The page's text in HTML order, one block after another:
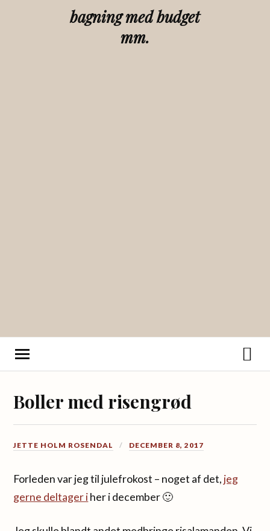
bagning med budget
mm.
Boller med risengrød
JETTE HOLM ROSENDAL DECEMBER 8, 2017
Forleden var jeg til julefrokost – noget af det, jeg
gerne deltager iher i december 🙂